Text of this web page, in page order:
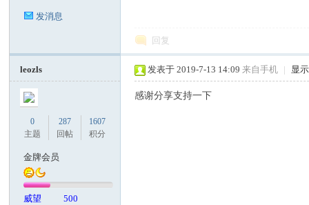
发消息
回复
leozls
0
主题
287
回帖
1607
积分
金牌会员
威望
500
发表于 2019-7-13 14:09 来自手机 | 显
感谢分享支持一下